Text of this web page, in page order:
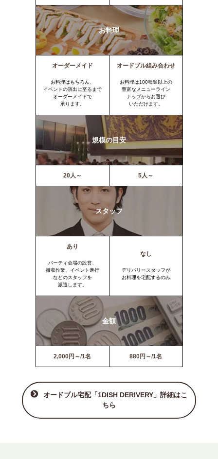
お料理
オーダーメイド
お料理はもちろん、
イベントの演出に至るまで
オーダーメイドで
承ります。
オードブル組み合わせ
お料理は100種類以上の
豊富なメニューライン
ナップからお選び
いただけます。
規模の目安
20人～ 5人～
スタッフ
あり
パーティ会場の設営、
撤収作業、イベント進行
などのスタッフを
派遣します。
なし
デリバリースタッフが
お料理を宅配するのみ
金額
2,000円～/1名 880円～/1名
オードブル宅配「1DISH DERIVERY」詳細はこ
ちら